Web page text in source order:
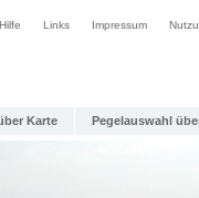
Hilfe Links Impressum
Karte Pegelauswahl